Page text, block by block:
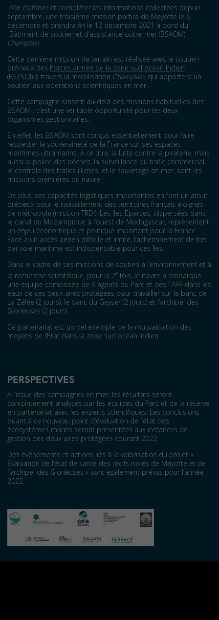
Afin d’affiner et compléter les informations collectées depuis
septembre, une troisième mission partira de Mayotte le 6
décembre et prendra fin le 12 décembre 2021 à bord du
Bâtiment de soutien et d’assistance outre-mer (BSAOM)
Champlain.
Cette dernière mission de terrain est réalisée avec le soutien
précieux des Forces armée de la zone sud océan Indien
(FAZSOI) à travers la mobilisation Champlain, qui apportera un
soutien aux opérations scientifiques en mer.
Cette campagne s’inscrit au-delà des missions habituelles des
BSAOM : c’est une véritable opportunité pour les deux
organismes gestionnaires.
En effet, les BSAOM sont conçus essentiellement pour faire
respecter la souveraineté de la France sur ses espaces
maritimes ultramarins. À ce titre, la lutte contre la piraterie, mais
aussi la police des pêches, la surveillance du trafic commercial,
le contrôle des trafics illicites, et le sauvetage en mer, sont les
missions premières du navire.
De plus, ses capacités logistiques importantes en font un atout
précieux pour le ravitaillement des territoires français éloignés
de métropole (mission TRDI). Les îles Éparses, dispersées dans
le canal du Mozambique à l’ouest de Madagascar, représentent
un enjeu économique et politique important pour la France.
Face à un accès aérien difficile et limité, l’acheminement de fret
par voie maritime est indispensable pour ces îles.
Dans le cadre de ses missions de soutien à l’environnement et à
la recherche scientifique, pour la 2e fois, le navire a embarqué
une équipe composée de 9 agents du Parc et des TAAF dans les
eaux de ces deux aires protégées pour travailler sur le banc de
La Zélée (2 jours), le banc du Geyser (2 jours) et l’archipel des
Glorieuses (2 jours).
Ce partenariat est un bel exemple de la mutualisation des
moyens de l’État dans la zone sud océan Indien.
PERSPECTIVES
À l’issue des campagnes en mer, les résultats seront
conjointement analysés par les équipes du Parc et de la réserve
en partenariat avec les experts scientifiques. Les conclusions
quant à ce nouveau point d’évaluation de l’état des
écosystèmes marins seront présentées aux instances de
gestion des deux aires protégées courant 2022.
Des évènements et actions liés à la valorisation du projet «
Évaluation de l’état de santé des récifs isolés de Mayotte et de
l’archipel des Glorieuses » sont également prévus pour l’année
2022.